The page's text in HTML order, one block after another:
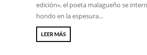
edición», el poeta malagueño se
hondo en la espesura...
LEER MÁS